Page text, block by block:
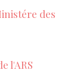
des
l'ARS